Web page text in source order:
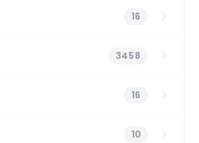
16
3458
16
10